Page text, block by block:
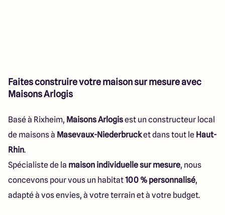
Faites construire votre maison sur mesure avec
Maisons Arlogis
Basé à Rixheim, Maisons Arlogisest un constructeur local
de maisons à Masevaux-Niederbrucket dans tout le Haut-
Rhin.
Spécialiste de la maison individuelle sur mesure, nous
concevons pour vous un habitat100 % personnalisé,
adapté à vos envies, à votre terrain et à votre budget.